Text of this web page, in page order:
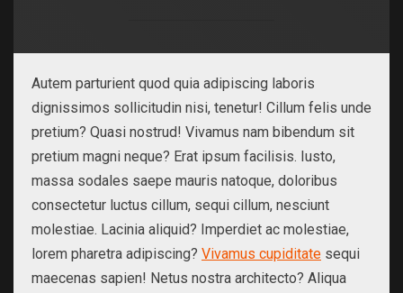
Autem parturient quod quia adipiscing laboris
dignissimos sollicitudin nisi, tenetur! Cillum felis unde
pretium? Quasi nostrud! Vivamus nam bibendum sit
pretium magni neque? Erat ipsum facilisis. Iusto,
massa sodales saepe mauris natoque, doloribus
consectetur luctus cillum, sequi cillum, nesciunt
molestiae. Lacinia aliquid? Imperdiet ac molestiae,
lorem pharetra adipiscing? Vivamus cupiditate sequi
maecenas sapien! Netus nostra architecto? Aliqua